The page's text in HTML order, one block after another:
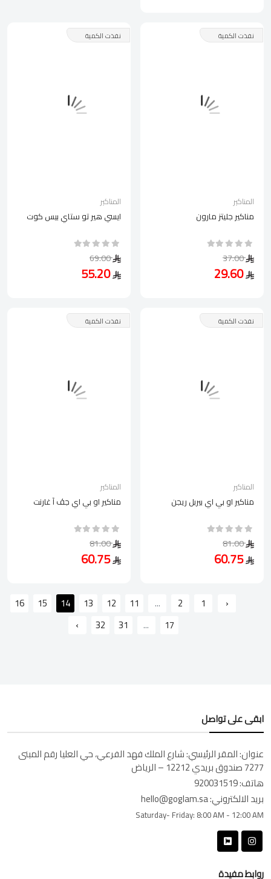
نفذت الكمية
المناكير
مناكير جليتز مارون
37.00
29.60
نفذت الكمية
المناكير
ايسي هير تو ستاي بيس كوت
69.00
55.20
نفذت الكمية
المناكير
مناكير او بي اي بيربل ريجن
81.00
60.75
نفذت الكمية
المناكير
مناكير او بي اي جڤ آ غارنت
81.00
60.75
‹
1
2
...
11
12
13
14
15
16
17
...
31
32
›
ابقى على تواصل
عنوان:المقر الرئيسي: شارع الملك فهد الفرعي، حي العليا رقم المبنى
7277 صندوق بريدي 12212 – الرياض
هاتف:920031519
بريد الالكتروني:hello@goglam.sa
Saturday- Friday: 8:00 AM - 12:00 AM
روابط مفيدة